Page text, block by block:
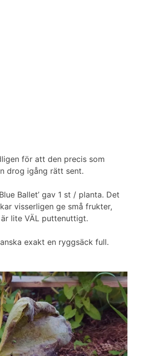
för att den precis som
drog igång rätt sent.
Ballet’ gav 1 st / planta. Det
visserligen ge små frukter,
lite VÄL puttenuttigt.
exakt en ryggsäck full.